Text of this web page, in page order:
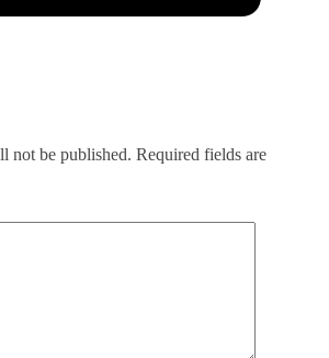
not be published. Required fields are